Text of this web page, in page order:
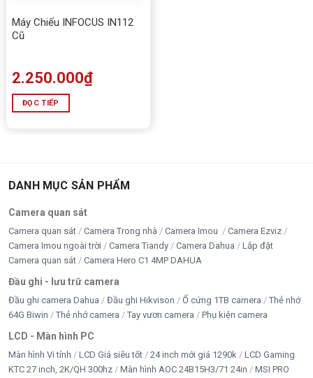
Máy Chiếu INFOCUS IN112
Cũ
2.250.000₫
ĐỌC TIẾP
DANH MỤC SẢN PHẨM
Camera quan sát
Camera quan sát Camera Trong nhà Camera Imou
Camera Ezviz
Camera Imou ngoài trời
Camera Tiandy Camera Dahua
Lắp đặt
Camera quan sát
Camera Hero C1 4MP DAHUA
Đầu ghi - lưu trữ camera
Đầu ghi camera Dahua Đầu ghi Hikvison Ổ cứng 1TB camera
Thẻ nhớ
64G Biwin
Thẻ nhớ camera Tay vươn camera Phụ kiện camera
LCD - Màn hình PC
Màn hình Vi tính LCD Giá siêu tốt 24 inch mới giá 1290k
LCD Gaming
KTC 27 inch, 2K/QH 300hz
Màn hình AOC 24B15H3/71 24in
MSI PRO